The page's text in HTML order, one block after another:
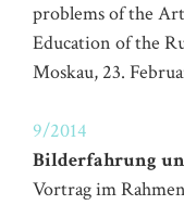
problems of the
Education of the
Moskau, 23.
9/2014
Bilderfahrung
Vortrag im